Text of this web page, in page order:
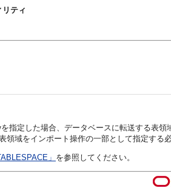
ティ
を指定した場合、データベースに転送する表
領域をインポート操作の一部として指定する
」 を参照してください。